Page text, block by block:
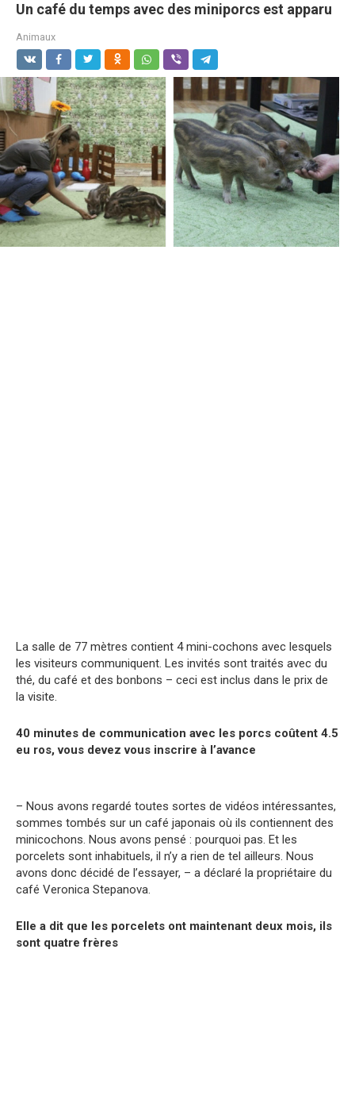
Un café du temps avec des miniporcs est apparu
Animaux
La salle de 77 mètres contient 4 mini-cochons avec lesquels
les visiteurs communiquent. Les invités sont traités avec du
thé, du café et des bonbons – ceci est inclus dans le prix de
la visite.
40 minutes de communication avec les porcs coûtent 4.5
eu ros, vous devez vous inscrire à l’avance
– Nous avons regardé toutes sortes de vidéos intéressantes,
sommes tombés sur un café japonais où ils contiennent des
minicochons. Nous avons pensé : pourquoi pas. Et les
porcelets sont inhabituels, il n’y a rien de tel ailleurs. Nous
avons donc décidé de l’essayer, – a déclaré la propriétaire du
café Veronica Stepanova.
Elle a dit que les porcelets ont maintenant deux mois, ils
sont quatre frères